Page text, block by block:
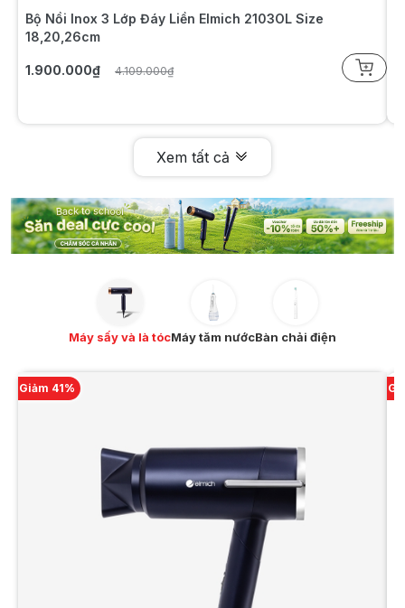
Bộ Nồi Inox 3 Lớp Đáy Liền Elmich 2103OL Size
18,20,26cm
1.900.000₫ 4.109.000₫
Xem tất cả
Máy sấy và là tócMáy tăm nướcBàn chải điện
Giảm 41%